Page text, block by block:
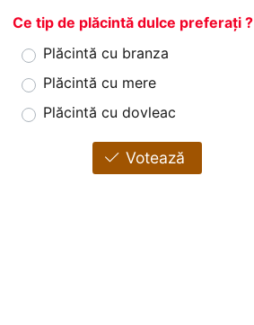
Ce tip de plăcintă dulce preferați ?
Plăcintă cu branza
Plăcintă cu mere
Plăcintă cu dovleac
Votează